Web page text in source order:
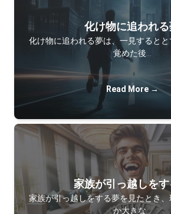
化け物に追われ
化け物に追われる夢は、一見するとと
覚めた後…
Read More →
家族が引っ越しを
家族が引っ越しをする夢を見たとき
か大きな…